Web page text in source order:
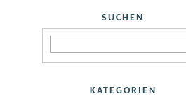
SUCHEN
KATEGORIEN